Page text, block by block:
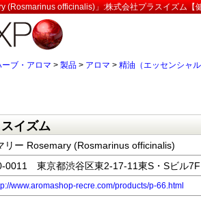
(Rosmarinus officinalis)」:株式会社プラスイズム【
ーブ・アロマ > 製品 > アロマ > 精油（エッセンシャ
イズム
リー Rosemary (Rosmarinus officinalis)
0011 東京都渋谷区東2-17-11東S・Sビル7F
www.aromashop-recre.com/products/p-66.html